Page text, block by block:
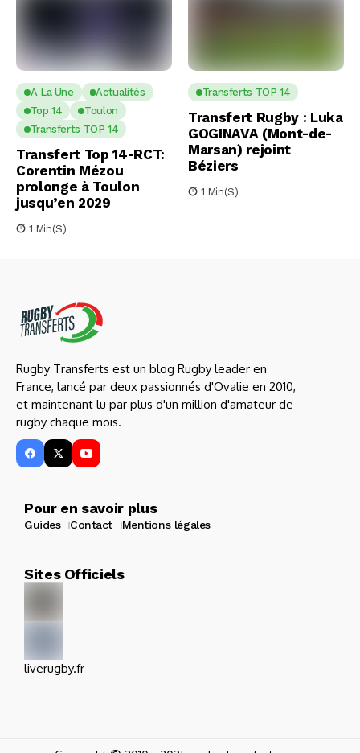
A La Une
Actualités
Top 14
Toulon
Transferts TOP 14
Transfert Top 14-RCT:
Corentin Mézou
prolonge à Toulon
jusqu’en 2029
1 Min(s)
Transferts TOP 14
Transfert Rugby : Luka
GOGINAVA (Mont-de-
Marsan) rejoint
Béziers
1 Min(s)
Rugby Transferts est un blog Rugby leader en
France, lancé par deux passionnés d'Ovalie en 2010,
et maintenant lu par plus d'un million d'amateur de
rugby chaque mois.
Pour en savoir plus
Guides Contact Mentions légales
Sites Officiels
liverugby.fr